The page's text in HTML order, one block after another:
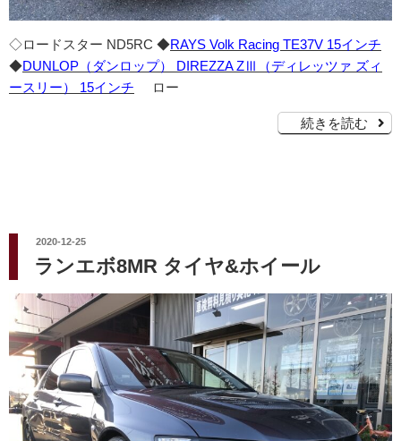
◇ロードスター ND5RC ◆RAYS Volk Racing TE37V 15インチ
◆DUNLOP（ダンロップ） DIREZZA ZⅢ（ディレッツァ ズィ
ースリー） 15インチ ロー
続きを読む
投
稿
日:
2020-12-25
ランエボ8MR タイヤ&ホイール